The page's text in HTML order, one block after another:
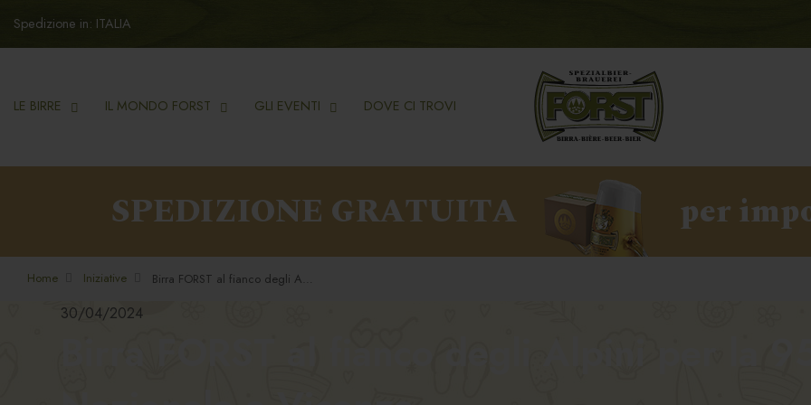
Spedizione in: ITALIA
LE BIRRE IL MONDO FORST GLI EVENTI DOVE CI TROVI
SPEDIZIONE GRATUITA per
Home Iniziative Birra FORST al fianco degli Alpini per la 95a Adunata Nazionale a Vicenza
30/04/2024